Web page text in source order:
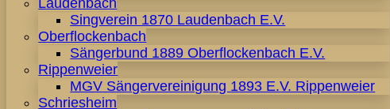
Laudenbach
Singverein 1870 Laudenbach E.V.
Oberflockenbach
Sängerbund 1889 Oberflockenbach E.V.
Rippenweier
MGV Sängervereinigung 1893 E.V. Rippenweier
Schriesheim